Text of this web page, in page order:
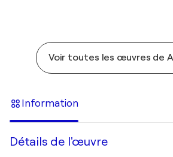
Voir toutes les œuvres de
Information
Détails de l'œuvre